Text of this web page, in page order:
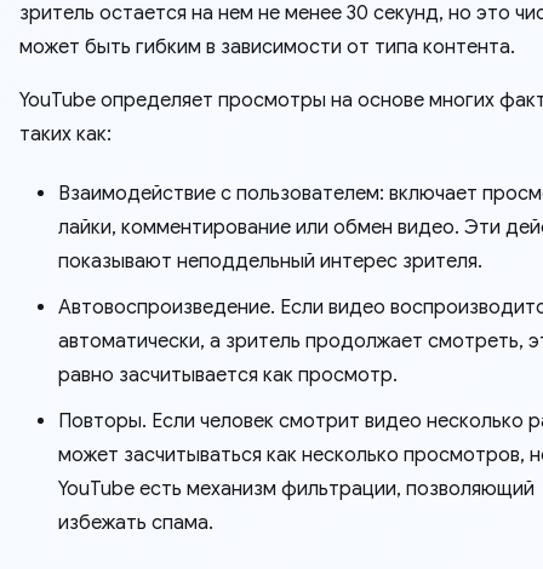
зритель остается на нем не менее 30 секунд, но это
может быть гибким в зависимости от типа контента.
YouTube определяет просмотры на основе многих
таких как:
Взаимодействие с пользователем: включает
лайки, комментирование или обмен видео. Эти
показывают неподдельный интерес зрителя.
Автовоспроизведение. Если видео
автоматически, а зритель продолжает смотреть,
равно засчитывается как просмотр.
Повторы. Если человек смотрит видео несколько
может засчитываться как несколько просмотров,
YouTube есть механизм фильтрации, позволяющий
избежать спама.